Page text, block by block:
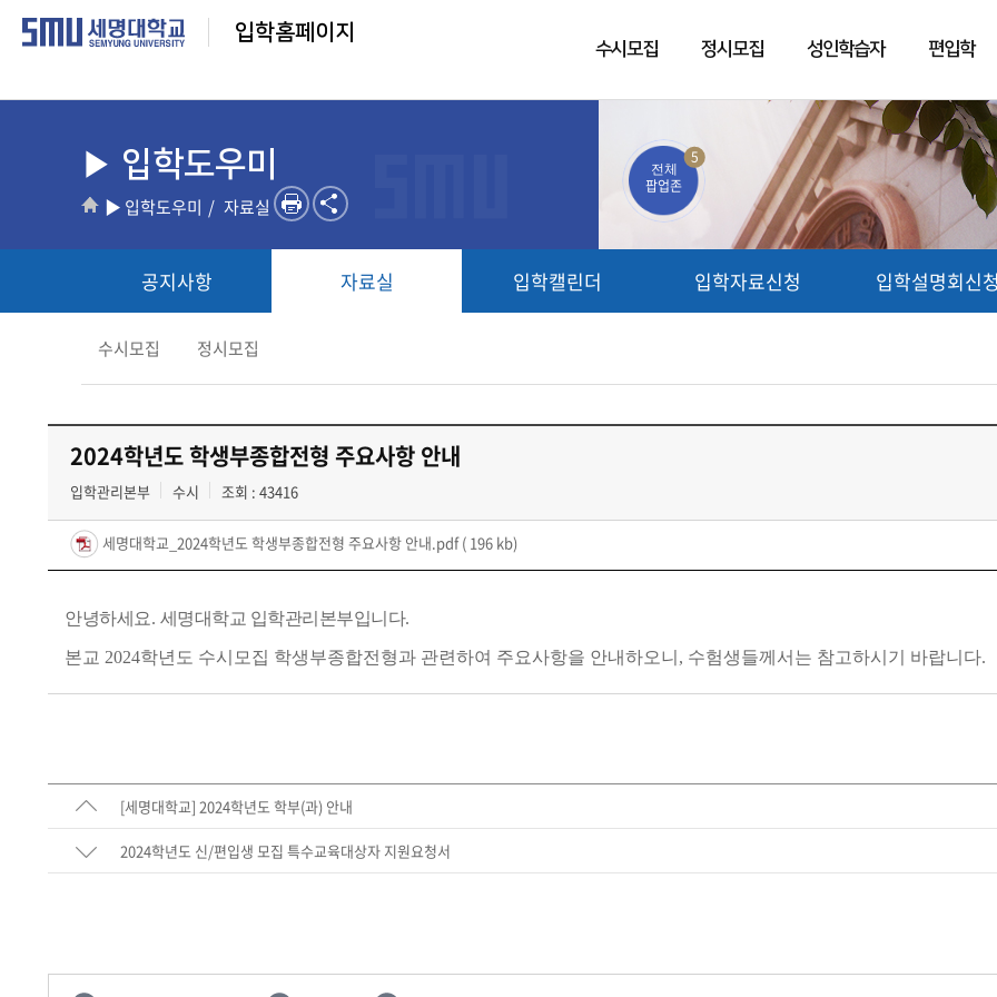
5
전체
팝업존
입학홈페이지
수시모집 정시모집 성인학습자 편입학
▶ 입학도우미
▶ 입학도우미 자료실
공지사항 자료실
수시모집 정시모집
입학캘린더 입학자료신청 입학설명회신
2024학년도 학생부종합전형 주요사항 안내
입학관리본부 수시 조회 : 43416
세명대학교_2024학년도 학생부종합전형 주요사항 안내.pdf( 196 kb)
안녕하세요. 세명대학교 입학관리본부입니다.
본교 2024학년도 수시모집 학생부종합전형과 관련하여 주요사항을 안내하오니 , 수험생들께서는 참고하시기 바랍니다.
[세명대학교] 2024학년도 학부(과) 안내
2024학년도 신/편입생 모집 특수교육대상자 지원요청서